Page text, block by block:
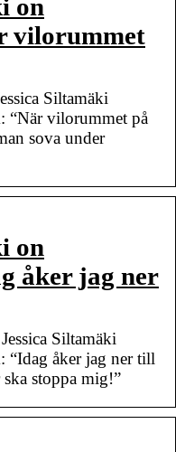
on
vilorummet
Siltamäki
“När vilorummet på
sova under
on
åker jag ner
Siltamäki
“Idag åker jag ner till
stoppa mig!”